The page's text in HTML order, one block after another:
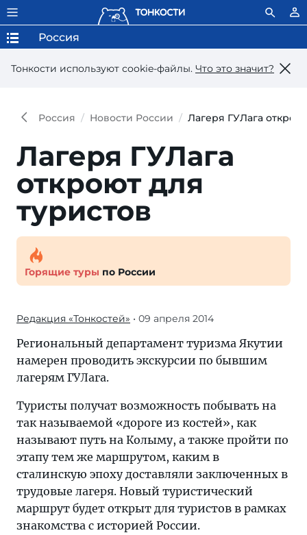
Тонкости используют сookie-файлы. Что это значит?
Россия
Россия Новости России Лагеря ГУЛага
Лагеря ГУЛага
откроют для
туристов
Горящие туры по России
Редакция «Тонкостей» • 09 апреля 2014
Региональный департамент туризма Якутии
намерен проводить экскурсии по бывшим
лагерям ГУЛага.
Туристы получат возможность побывать на
так называемой «дороге из костей», как
называют путь на Колыму, а также пройти по
этапу тем же маршрутом, каким в
сталинскую эпоху доставляли заключенных в
трудовые лагеря. Новый туристический
маршрут будет открыт для туристов в рамках
знакомства с историей России.